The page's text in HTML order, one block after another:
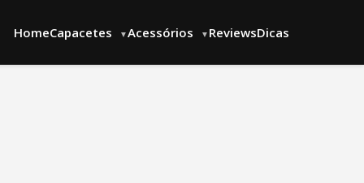
HomeCapacetes ▼Acessórios ▼ ReviewsDicas